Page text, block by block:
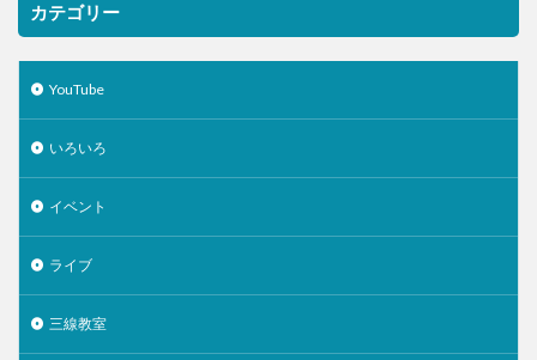
カテゴリー
YouTube
いろいろ
イベント
ライブ
三線教室